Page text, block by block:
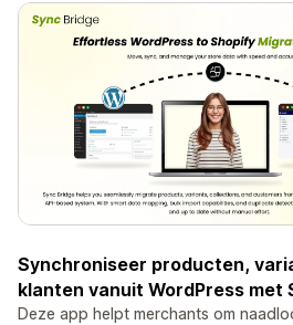
Synchroniseer producten,
klanten vanuit WordPress met
Deze app helpt merchants om